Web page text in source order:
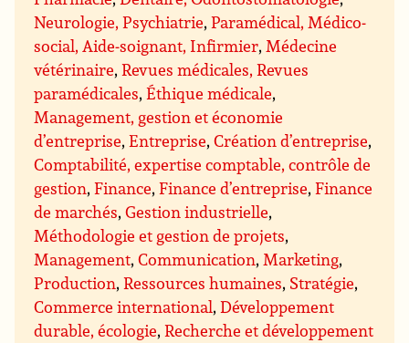
Neurologie, Psychiatrie,Paramédical, Médico-
social, Aide-soignant, Infirmier, Médecine
vétérinaire,Revues médicales, Revues
paramédicales,Éthique médicale,
Management, gestion et économie
d’entreprise,Entreprise,Création d’entreprise,
Comptabilité, expertise comptable, contrôle de
gestion,Finance,Finance d’entreprise,Finance
de marchés,Gestion industrielle,
Méthodologie et gestion de projets,
Management,Communication, Marketing,
Production,Ressources humaines, Stratégie,
Commerce international,Développement
durable, écologie,Recherche et développement